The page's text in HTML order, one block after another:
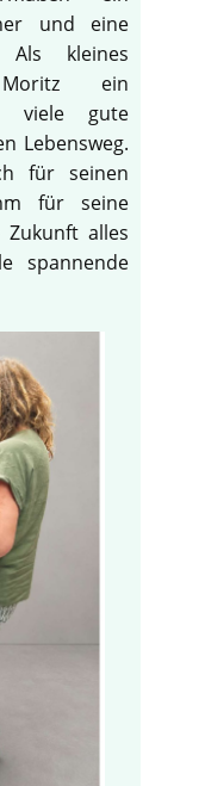
und eine
Als kleines
ein
viele gute
Lebensweg.
für seinen
für seine
alles
spannende